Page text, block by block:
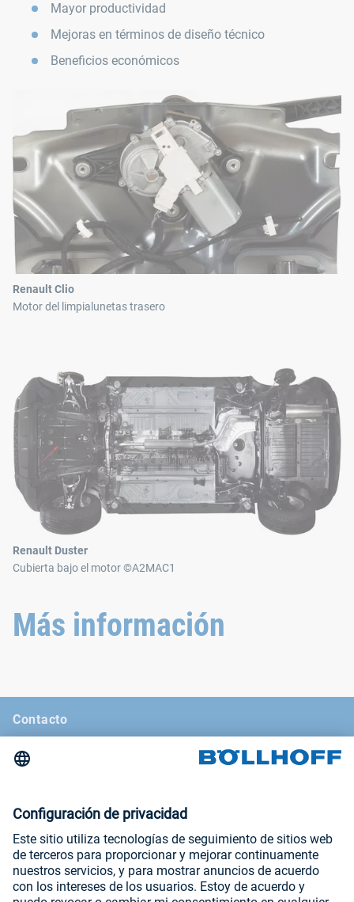
Mayor productividad
Mejoras en términos de diseño técnico
Beneficios económicos
Renault Clio
Motor del limpialunetas trasero
Renault Duster
Cubierta bajo el motor ©A2MAC1
Más información
Contacto
Noticias
Ferias comerciales y seminarios
Aviso legal
Condiciones generales de venta